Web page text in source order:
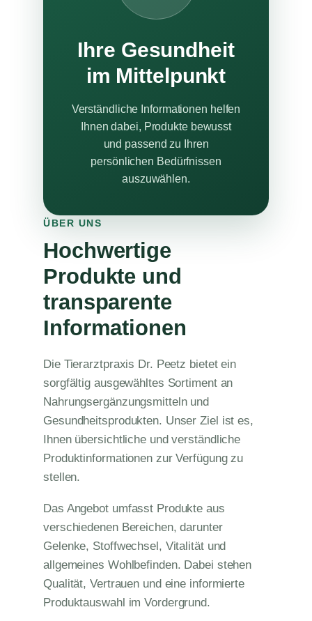
Ihre Gesundheit
im Mittelpunkt
Verständliche Informationen helfen
Ihnen dabei, Produkte bewusst
und passend zu Ihren
persönlichen Bedürfnissen
auszuwählen.
ÜBER UNS
Hochwertige
Produkte und
transparente
Informationen
Die Tierarztpraxis Dr. Peetz bietet ein
sorgfältig ausgewähltes Sortiment an
Nahrungsergänzungsmitteln und
Gesundheitsprodukten. Unser Ziel ist es,
Ihnen übersichtliche und verständliche
Produktinformationen zur Verfügung zu
stellen.
Das Angebot umfasst Produkte aus
verschiedenen Bereichen, darunter
Gelenke, Stoffwechsel, Vitalität und
allgemeines Wohlbefinden. Dabei stehen
Qualität, Vertrauen und eine informierte
Produktauswahl im Vordergrund.